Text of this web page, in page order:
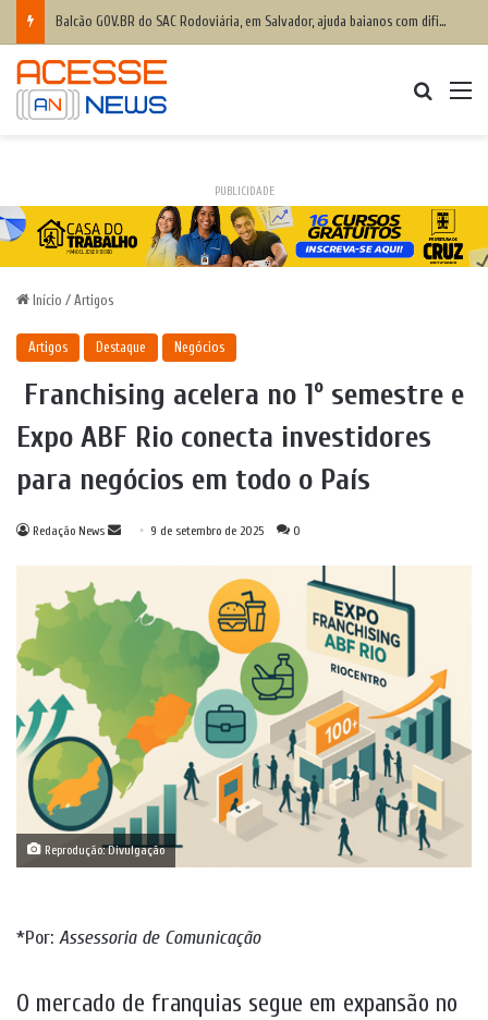
Balcão GOV.BR do SAC Rodoviária, em Salvador, ajuda baianos com dificuldades de acesso a serviços digitais
PUBLICIDADE
Início / Artigos
Artigos Destaque Negócios
Franchising acelera no 1º semestre e
Expo ABF Rio conecta investidores
para negócios em todo o País
Redação News
Mande9 de setembro de 2025 0
Reprodução: Divulgação
*Por: Assessoria de Comunicação
O mercado de franquias segue em expansão no